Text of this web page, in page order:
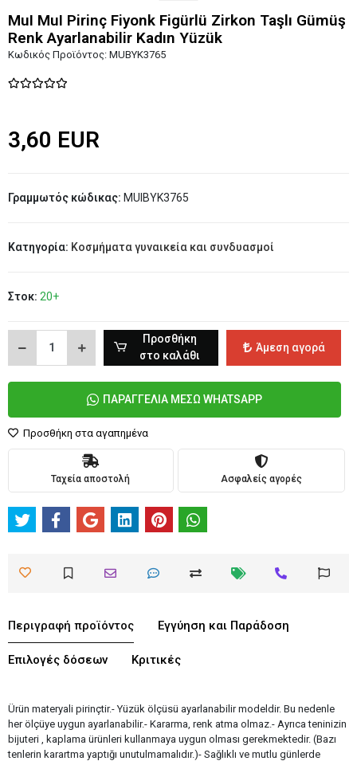
MuI MuI Pirinç Fiyonk Figürlü Zirkon Taşlı Gümüş
Renk Ayarlanabilir Kadın Yüzük
Κωδικός Προϊόντος: MUBYK3765
3,60 EUR
Γραμμωτός κώδικας: MUIBYK3765
Κατηγορία: Κοσμήματα γυναικεία και συνδυασμοί
Στοκ: 20+
Προσθήκη
στο καλάθι
Άμεση αγορά
ΠΑΡΑΓΓΕΛΙΑ ΜΕΣΩ WHATSAPP
Προσθήκη στα αγαπημένα
Ταχεία αποστολή Ασφαλείς αγορές
Περιγραφή προϊόντος Εγγύηση και Παράδοση
Επιλογές δόσεων Κριτικές
Ürün materyali pirinçtir.- Yüzük ölçüsü ayarlanabilir modeldir. Bu nedenle
her ölçüye uygun ayarlanabilir.- Kararma, renk atma olmaz.- Ayrıca teninizin
bijuteri , kaplama ürünleri kullanmaya uygun olması gerekmektedir. (Bazı
tenlerin karartma yaptığı unutulmamalıdır.)- Sağlıklı ve mutlu günlerde